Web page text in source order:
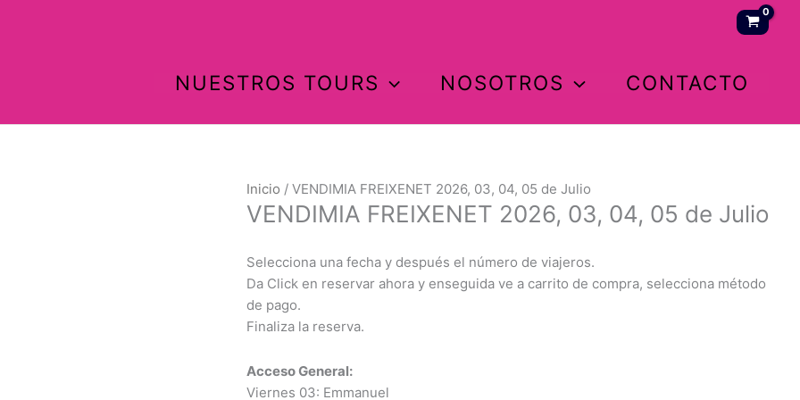
NUESTROS TOURS NOSOTROS CONTACTO
Inicio / VENDIMIA FREIXENET 2026, 03, 04, 05 de Julio
VENDIMIA FREIXENET 2026, 03, 04, 05 de Julio
Selecciona una fecha y después el número de viajeros.
Da Click en reservar ahora y enseguida ve a carrito de compra, selecciona método
de pago.
Finaliza la reserva.
Acceso General:
Viernes 03: Emmanuel